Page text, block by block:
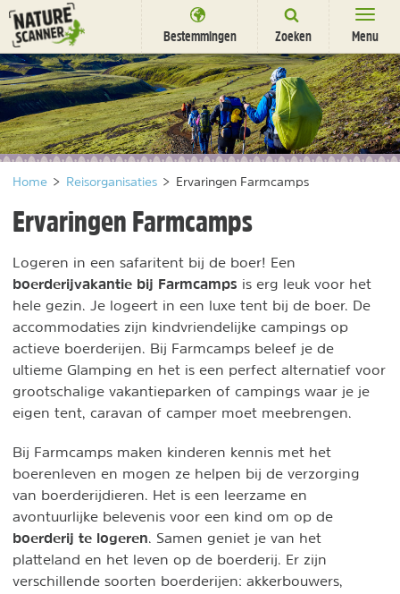
Ga
naar
content
Bestemmingen Zoeken Menu
Bestemmingen
Overnachten
Activiteiten
Natuurparken
Dieren
DEALS SHOP
Nieuwsbrief Uitgelicht
Partners nl/fr
Home > Reisorganisaties > Ervaringen Farmcamps
Ervaringen Farmcamps
Logeren in een safaritent bij de boer! Een
boerderijvakantie bij Farmcamps is erg leuk voor het
hele gezin. Je logeert in een luxe tent bij de boer. De
accommodaties zijn kindvriendelijke campings op
actieve boerderijen. Bij Farmcamps beleef je de
ultieme Glamping en het is een perfect alternatief voor
grootschalige vakantieparken of campings waar je je
eigen tent, caravan of camper moet meebrengen.
Bij Farmcamps maken kinderen kennis met het
boerenleven en mogen ze helpen bij de verzorging
van boerderijdieren. Het is een leerzame en
avontuurlijke belevenis voor een kind om op de
boerderij te logeren . Samen geniet je van het
platteland en het leven op de boerderij. Er zijn
verschillende soorten boerderijen: akkerbouwers,